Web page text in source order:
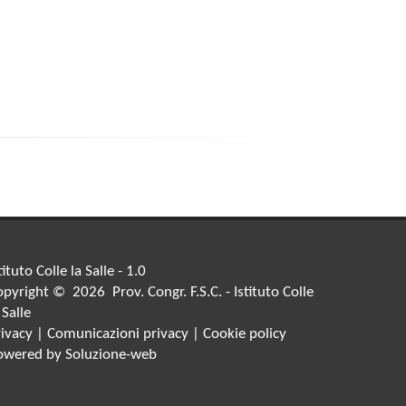
Colle la Salle - 1.0
© 2026 Prov. Congr. F.S.C. - Istituto Colle
Salle
Comunicazioni privacy
Cookie policy
by Soluzione-web